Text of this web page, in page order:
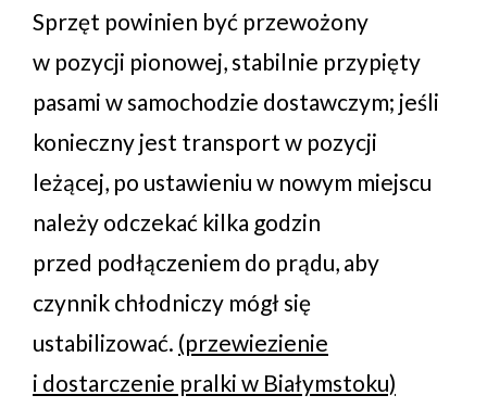
Sprzęt powinien być przewożony
w pozycji pionowej, stabilnie przypięty
pasami w samochodzie dostawczym; jeśli
konieczny jest transport w pozycji
leżącej, po ustawieniu w nowym miejscu
należy odczekać kilka godzin
przed podłączeniem do prądu, aby
czynnik chłodniczy mógł się
ustabilizować. (przewiezienie
i dostarczenie pralki w Białymstoku)